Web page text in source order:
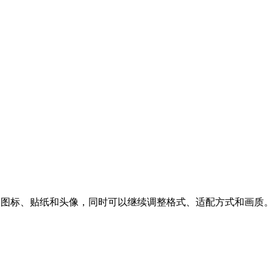
标、贴纸和头像，同时可以继续调整格式、适配方式和画质。